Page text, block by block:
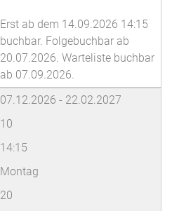
Erst ab dem 14.09.2026 14:15
buchbar. Folgebuchbar ab
20.07.2026. Warteliste buchbar
ab 07.09.2026.
07.12.2026 - 22.02.2027
10
14:15
Montag
20